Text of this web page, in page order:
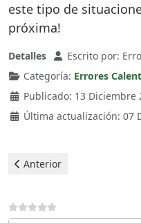
este tipo de
próxima!
Detalles Escrito por:
Categoría: Errores
Publicado: 13 Diciembre
Última actualización: 07
Artículo anterior: Bosch
Anterior